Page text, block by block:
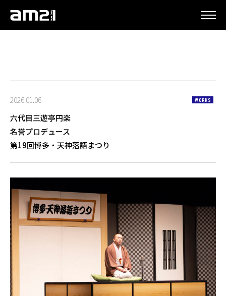
2026.01.06 WORKS
六代目三遊亭円楽
名誉プロデュース
第19回博多・天神落語まつり